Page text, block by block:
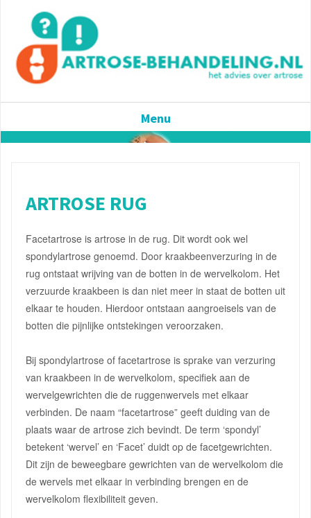
Menu
ARTROSE RUG
Facetartrose is artrose in de rug. Dit wordt ook wel
spondylartrose genoemd. Door kraakbeenverzuring in de
rug ontstaat wrijving van de botten in de wervelkolom. Het
verzuurde kraakbeen is dan niet meer in staat de botten uit
elkaar te houden. Hierdoor ontstaan aangroeisels van de
botten die pijnlijke ontstekingen veroorzaken.
Bij spondylartrose of facetartrose is sprake van verzuring
van kraakbeen in de wervelkolom, specifiek aan de
wervelgewrichten die de ruggenwervels met elkaar
verbinden. De naam “facetartrose” geeft duiding van de
plaats waar de artrose zich bevindt. De term ‘spondyl’
betekent ‘wervel’ en ‘Facet’ duidt op de facetgewrichten.
Dit zijn de beweegbare gewrichten van de wervelkolom die
de wervels met elkaar in verbinding brengen en de
wervelkolom flexibiliteit geven.